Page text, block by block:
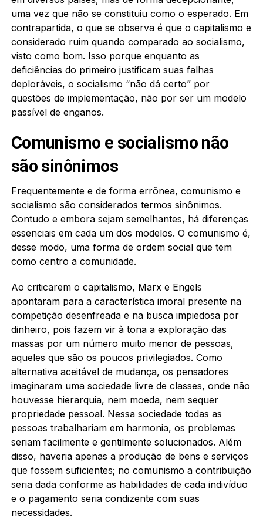
uma vez que não se constituiu como o esperado. Em
contrapartida, o que se observa é que o capitalismo e
considerado ruim quando comparado ao socialismo,
visto como bom. Isso porque enquanto as
deficiências do primeiro justificam suas falhas
deploráveis, o socialismo “não dá certo” por
questões de implementação, não por ser um modelo
passível de enganos.
Comunismo e socialismo não
são sinônimos
Frequentemente e de forma errônea, comunismo e
socialismo são considerados termos sinônimos.
Contudo e embora sejam semelhantes, há diferenças
essenciais em cada um dos modelos. O comunismo é,
desse modo, uma forma de ordem social que tem
como centro a comunidade.
Ao criticarem o capitalismo, Marx e Engels
apontaram para a característica imoral presente na
competição desenfreada e na busca impiedosa por
dinheiro, pois fazem vir à tona a exploração das
massas por um número muito menor de pessoas,
aqueles que são os poucos privilegiados. Como
alternativa aceitável de mudança, os pensadores
imaginaram uma sociedade livre de classes, onde não
houvesse hierarquia, nem moeda, nem sequer
propriedade pessoal. Nessa sociedade todas as
pessoas trabalhariam em harmonia, os problemas
seriam facilmente e gentilmente solucionados. Além
disso, haveria apenas a produção de bens e serviços
que fossem suficientes; no comunismo a contribuição
seria dada conforme as habilidades de cada indivíduo
e o pagamento seria condizente com suas
necessidades.